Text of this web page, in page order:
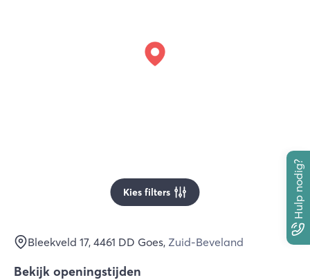
Hulp nodig?
Kies filters
Bleekveld 17, 4461 DD Goes, Zuid-Beveland
Bekijk openingstijden